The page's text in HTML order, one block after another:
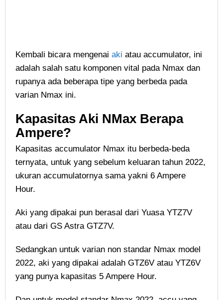
Kembali bicara mengenai aki atau accumulator, ini
adalah salah satu komponen vital pada Nmax dan
rupanya ada beberapa tipe yang berbeda pada
varian Nmax ini.
Kapasitas Aki NMax Berapa
Ampere?
Kapasitas accumulator Nmax itu berbeda-beda
ternyata, untuk yang sebelum keluaran tahun 2022,
ukuran accumulatornya sama yakni 6 Ampere
Hour.
Aki yang dipakai pun berasal dari Yuasa YTZ7V
atau dari GS Astra GTZ7V.
Sedangkan untuk varian non standar Nmax model
2022, aki yang dipakai adalah GTZ6V atau YTZ6V
yang punya kapasitas 5 Ampere Hour.